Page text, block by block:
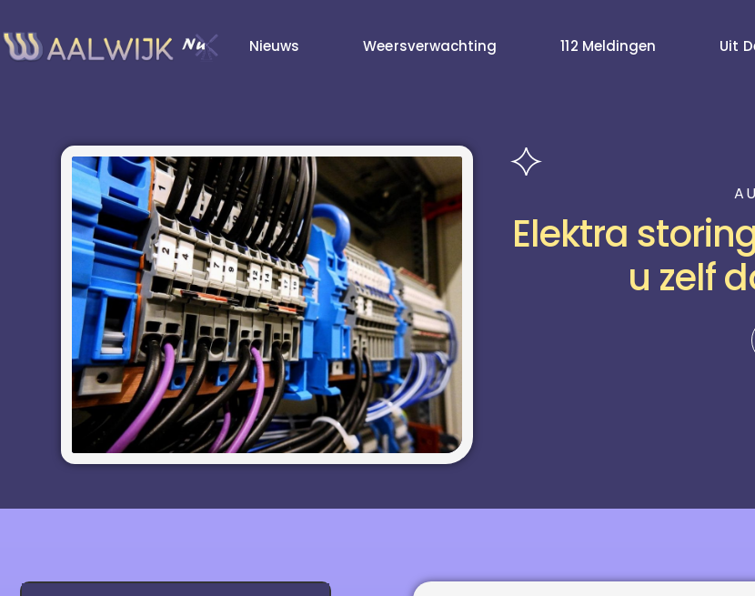
Nieuws Weersverwachting 112 Meldingen Uit
Elektra
u zelf